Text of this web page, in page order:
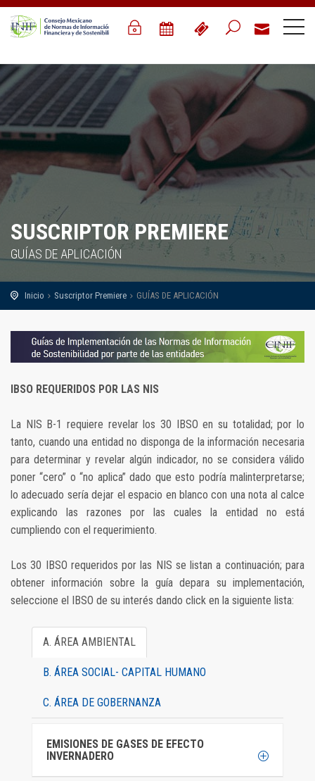
SUSCRIPTOR PREMIERE
GUÍAS DE APLICACIÓN
Inicio Suscriptor Premiere GUÍAS DE APLICACIÓN
IBSO REQUERIDOS POR LAS NIS
La NIS B-1 requiere revelar los 30 IBSO en su totalidad; por lo
tanto, cuando una entidad no disponga de la información necesaria
para determinar y revelar algún indicador, no se considera válido
poner “cero” o “no aplica” dado que esto podría malinterpretarse;
lo adecuado sería dejar el espacio en blanco con una nota al calce
explicando las razones por las cuales la entidad no está
cumpliendo con el requerimiento.
Los 30 IBSO requeridos por las NIS se listan a continuación; para
obtener información sobre la guía depara su implementación,
seleccione el IBSO de su interés dando click en la siguiente lista:
A. ÁREA AMBIENTAL
B. ÁREA SOCIAL- CAPITAL HUMANO
C. ÁREA DE GOBERNANZA
EMISIONES DE GASES DE EFECTO
INVERNADERO